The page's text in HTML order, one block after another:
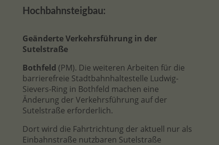
Hochbahnsteigbau:
Geänderte Verkehrsführung in der
Sutelstraße
Bothfeld (PM). Die weiteren Arbeiten für die
barrierefreie Stadtbahnhaltestelle Ludwig-
Sievers-Ring in Bothfeld machen eine
Änderung der Verkehrsführung auf der
Sutelstraße erforderlich.
Dort wird die Fahrtrichtung der aktuell nur als
Einbahnstraße nutzbaren Sutelstraße